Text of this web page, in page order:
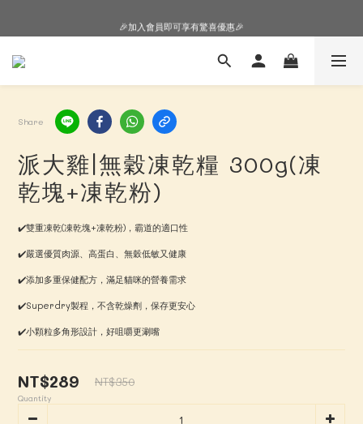
購物車超狂加價購，等你來+1
Share
派大雞|無穀凍乾糧 300g(凍
乾塊+凍乾粉)
✔️雙重凍乾(凍乾塊+凍乾粉)，霸道的適口性
✔️嚴選優質肉源、高蛋白、無穀低敏又健康
✔️添加多重保健配方，滿足貓咪的營養需求
✔️Superdry製程，不含乾燥劑，保存更安心
✔️小顆粒多角形設計，好咀嚼更涮嘴
NT$289 NT$350
Quantity